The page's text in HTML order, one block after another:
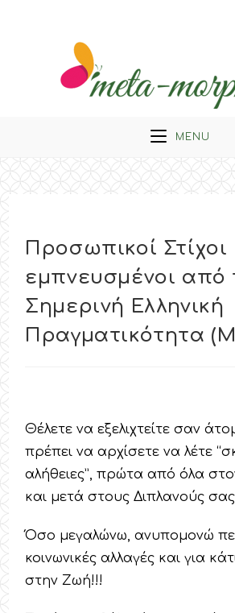
MENU
Προσωπικοί Στίχοι
εμπνευσμένοι από
Σημερινή Ελληνική
Πραγματικότητα
Θέλετε να εξελιχτείτε σαν
πρέπει να αρχίσετε να λέτε
αλήθειες”, πρώτα από όλα
και μετά στους Διπλανούς
Όσο μεγαλώνω, ανυπομονώ
κοινωνικές αλλαγές και για
στην Ζωή!!!